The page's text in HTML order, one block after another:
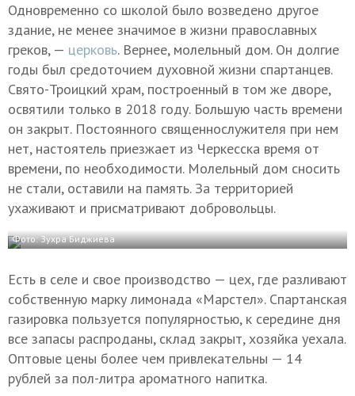
Одновременно со школой было возведено другое
здание, не менее значимое в жизни православных
греков, — церковь. Вернее, молельный дом. Он долгие
годы был средоточием духовной жизни спартанцев.
Свято-Троицкий храм, построенный в том же дворе,
освятили только в 2018 году. Большую часть времени
он закрыт. Постоянного священнослужителя при нем
нет, настоятель приезжает из Черкесска время от
времени, по необходимости. Молельный дом сносить
не стали, оставили на память. За территорией
ухаживают и присматривают добровольцы.
Фото: Зухра Биджиева
Есть в селе и свое производство — цех, где разливают
собственную марку лимонада «Марстел». Спартанская
газировка пользуется популярностью, к середине дня
все запасы распроданы, склад закрыт, хозяйка уехала.
Оптовые цены более чем привлекательны — 14
рублей за пол-литра ароматного напитка.